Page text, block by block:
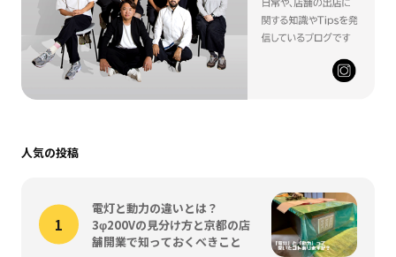
人気の投稿
電灯と動力の違いとは？
3φ200Vの見分け方と京都の店
舗開業で知っておくべきこと